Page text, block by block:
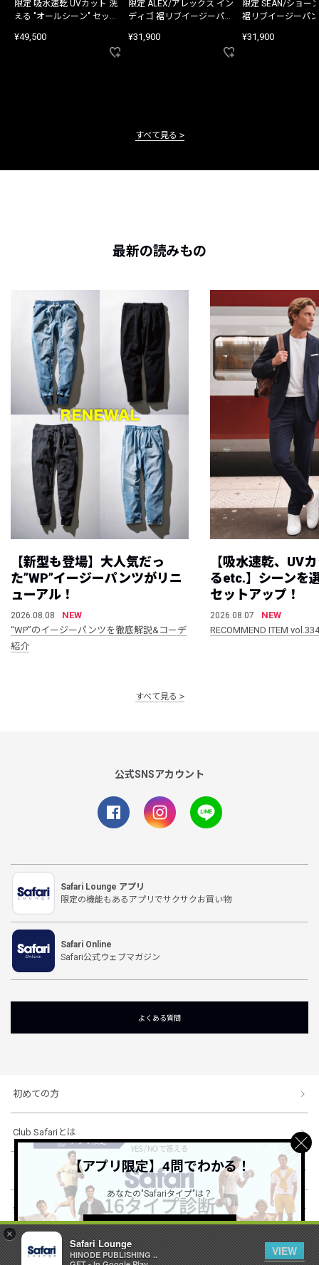
×
Safari Lounge
HINODE PUBLISHING ..
VIEW
限定 吸水速乾 UVカット 洗
える "オールシーン" セット
¥49,500
限定 ALEX/アレックス イン
ディゴ 裾リブイージーパン
¥31,900
限定 SEAN/ショー
裾リブイージーパ
¥31,900
すべて見る
最新の読みもの
【新型も登場】大人気だっ
た”WP”イージーパンツがリニ
ューアル！
2026.08.08
NEW
“WP”のイージーパンツを徹底解説&コーデ
紹介
【吸水速乾、UV
るetc.】シーンを
セットアップ！
2026.08.07
NEW
RECOMMEND ITEM vol.334
すべて見る
公式SNSアカウント
Safari Lounge アプリ
限定の機能もあるアプリでサクサクお買い物
Safari Online
Safari公式ウェブマガジン
よくある質問
初めての方
Club Safariとは
ショッピングガイド
会社概要・規約
© 1996-2026 HINODE PUBLISHING co., ltd. All Rights Reserved.
【アプリ限定】4問でわかる！
あなたの"Safariタイプ"は？
詳しくはこちら ＞